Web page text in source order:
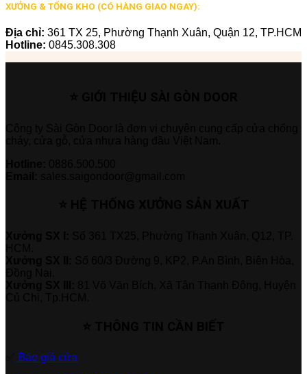
XƯỞNG & TỔNG KHO (CÓ HÀNG GIAO NGAY):
Địa chỉ: 361 TX 25, Phường Thạnh Xuân, Quận 12, TP.HCM
Hotline: 0845.308.308
Báo giá cửa